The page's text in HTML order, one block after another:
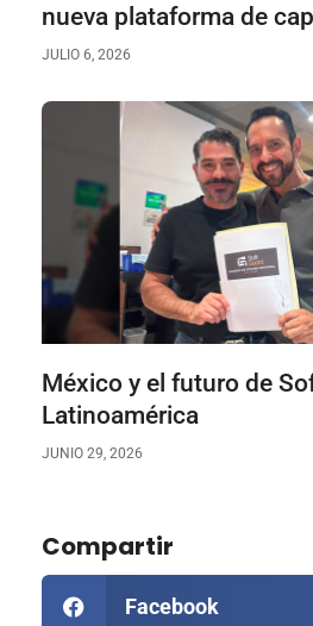
nueva plataforma de
JULIO 6, 2026
México y el futuro de
Latinoamérica
JUNIO 29, 2026
Compartir
Facebook